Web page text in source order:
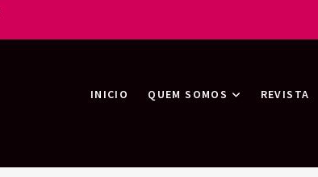
INICIO QUEM SOMOS REVISTA